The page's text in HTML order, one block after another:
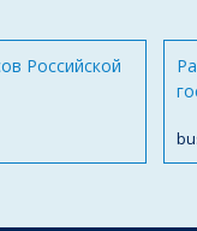
Российской